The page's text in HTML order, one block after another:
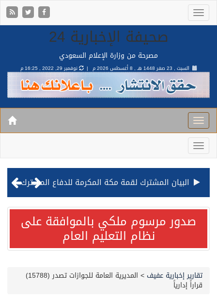
صحيفة الإخبارية 24
مصرحة من وزارة الإعلام السعودي
السبت , 23 صفر 1448 هـ , 8 أغسطس 2026 م | نوفمبر 29, 2022 , 16:25 م
البيان المشترك لقمة مكة المكرمة للدفاع المشترك بين المملكة وتركيا وباكستان
قيادة القوات المشتركة للتحالف: نفذنا عملية رد عسكري متناسبة لأهداف عسكرية مشروعة تابعة للمليشيا الحوثية الإرهابية في محافظة الحديدة
صدور مرسوم ملكي بالموافقة على
نظام التعليم العام
تقارير إخبارية عفيف > المديرية العامة للجوازات تصدر (15788)
قراراً إدارياً